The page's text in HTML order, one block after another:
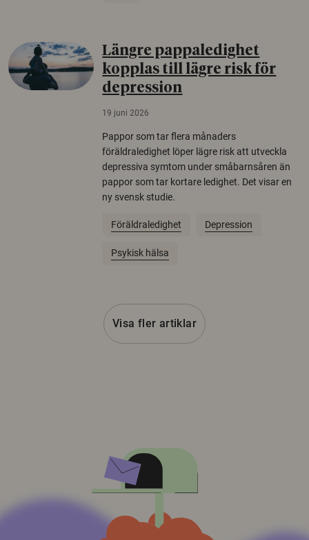
Längre pappaledighet
kopplas till lägre risk för
depression
19 juni 2026
Pappor som tar flera månaders
föräldraledighet löper lägre risk att utveckla
depressiva symtom under småbarnsåren än
pappor som tar kortare ledighet. Det visar en
ny svensk studie.
Föräldraledighet Depression
Psykisk hälsa
Visa fler artiklar